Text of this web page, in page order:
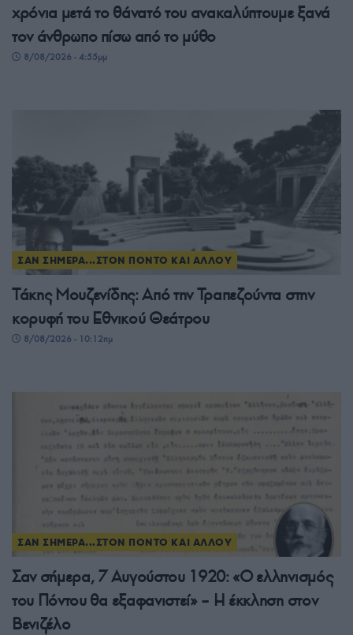
χρόνια μετά το θάνατό του ανακαλύπτουμε ξανά
τον άνθρωπο πίσω από το μύθο
8/08/2026 - 4:55μμ
ΣΑΝ ΣΗΜΕΡΑ...ΣΤΟΝ ΠΟΝΤΟ ΚΑΙ ΑΛΛΟΥ
Τάκης Μουζενίδης: Από την Τραπεζούντα στην
κορυφή του Εθνικού Θεάτρου
8/08/2026 - 10:12πμ
ΣΑΝ ΣΗΜΕΡΑ...ΣΤΟΝ ΠΟΝΤΟ ΚΑΙ ΑΛΛΟΥ
Σαν σήμερα, 7 Αυγούστου 1920: «Ο ελληνισμός
του Πόντου θα εξαφανιστεί» – Η έκκληση στον
Βενιζέλο